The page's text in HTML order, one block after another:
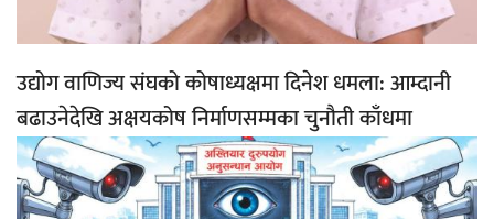
उद्योग वाणिज्य संघको कोषाध्यक्षमा दिनेश धमला: आम्दानी
बढाउनेदेखि अक्षयकोष निर्माणसम्मका चुनौती काँधमा